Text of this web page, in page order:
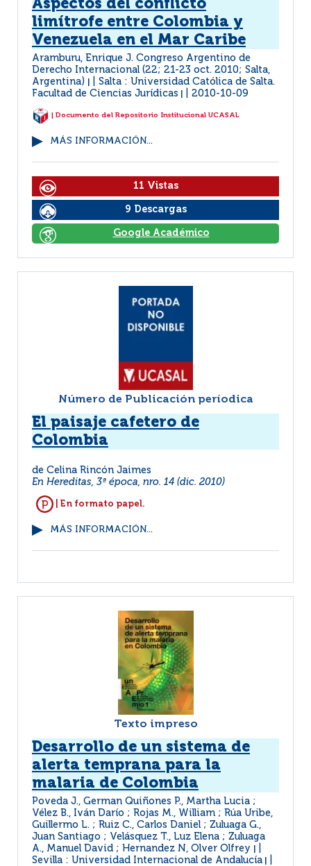
Aspectos del conflicto
limítrofe entre Colombia y
Venezuela en el Mar Caribe
Aramburu, Enrique J. Congreso Argentino de
Derecho Internacional (22; 21-23 oct. 2010; Salta,
Argentina)
Salta : Universidad Católica de Salta.
Facultad de Ciencias Jurídicas
2010-10-09
| Documento del Repositorio Institucional UCASAL
MÁS INFORMACIÓN...
11 Vistas
9 Descargas
Google Académico
Número de Publicación períodica
El paisaje cafetero de
Colombia
de Celina Rincón Jaimes
En Hereditas, 3ª época, nro. 14 (dic. 2010)
| En formato papel.
MÁS INFORMACIÓN...
Texto impreso
Desarrollo de un sistema de
alerta temprana para la
malaria de Colombia
Poveda J., German Quiñones P., Martha Lucia ;
Vélez B., Iván Darío ; Rojas M., William ; Rúa Uribe,
Guillermo L. ; Ruiz C., Carlos Daniel ; Zuluaga G.,
Juan Santiago ; Velásquez T., Luz Elena ; Zuluaga
A., Manuel David ; Hernandez N, Olver Olfrey
Sevilla : Universidad Internacional de Andalucía